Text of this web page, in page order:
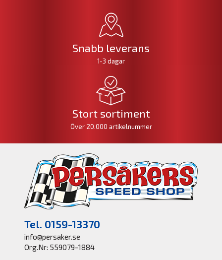
Snabb leverans
1-3 dagar
Stort sortiment
Över 20.000 artikelnummer
Tel. 0159-13370
info@persaker.se
Org.Nr: 559079-1884